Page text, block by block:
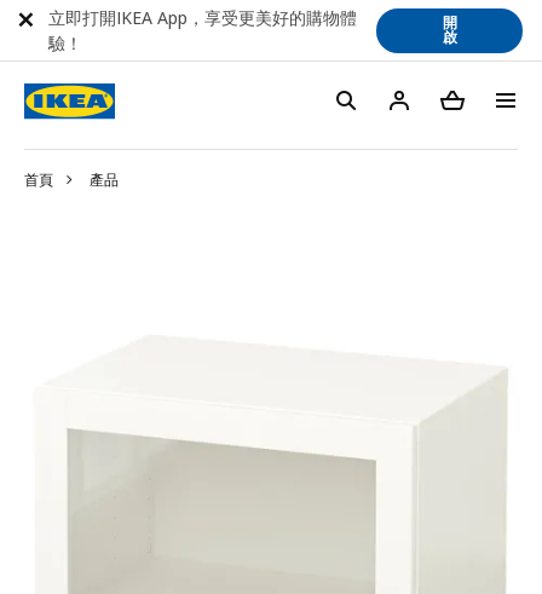
首頁 產品
立即打開IKEA App，享受更美好的購物體
驗！
開
啟